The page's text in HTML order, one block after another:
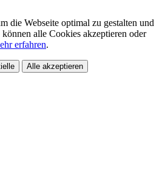
die Webseite optimal zu gestalten und
alle Cookies akzeptieren oder
erfahren.
Alle akzeptieren